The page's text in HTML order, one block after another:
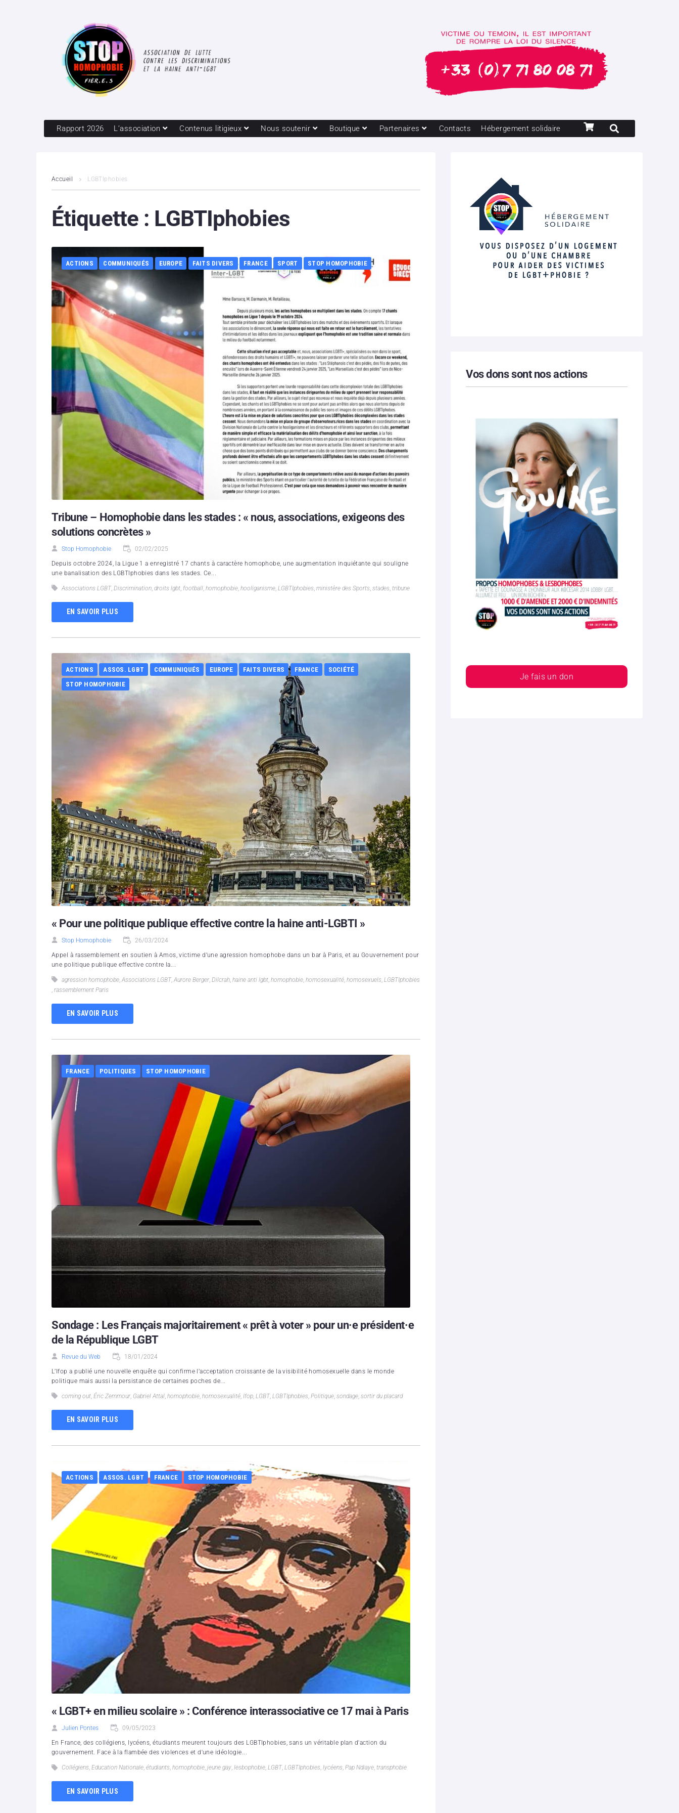
Rapport 2026 L’association Contenus litigieux Nous soutenir Boutique Partenaires Contacts Hébergement solidaire
Accueil LGBTIphobies
Étiquette : LGBTIphobies
ACTIONS COMMUNIQUÉS EUROPE FAITS DIVERS FRANCE SPORT STOP HOMOPHOBIE
Tribune – Homophobie dans les stades : « nous, associations, exigeons des
solutions concrètes »
Stop Homophobie 02/02/2025
Depuis octobre 2024, la Ligue 1 a enregistré 17 chants à caractère homophobe, une augmentation inquiétante qui souligne
une banalisation des LGBTIphobies dans les stades. Ce...
Associations LGBT, Discrimination, droits lgbt, football, homophobie, hooliganisme, LGBTIphobies, ministère des Sports, stades, tribune
EN SAVOIR PLUS
ACTIONS ASSOS. LGBT COMMUNIQUÉS EUROPE FAITS DIVERS FRANCE
SOCIÉTÉ
STOP HOMOPHOBIE
« Pour une politique publique effective contre la haine anti-LGBTI »
Stop Homophobie 26/03/2024
Appel à rassemblement en soutien à Amos, victime d’une agression homophobe dans un bar à Paris, et au Gouvernement pour
une politique publique effective contre la...
agression homophobe, Associations LGBT, Aurore Berger, Dilcrah, haine anti lgbt, homophobie, homosexualité, homosexuels, LGBTIphobies
, rassemblement Paris
EN SAVOIR PLUS
FRANCE POLITIQUES STOP HOMOPHOBIE
Sondage : Les Français majoritairement « prêt à voter » pour un·e président·e
de la République LGBT
Revue du Web 18/01/2024
L’Ifop a publié une nouvelle enquête qui confirme l’acceptation croissante de la visibilité homosexuelle dans le monde
politique mais aussi la persistance de certaines poches de...
coming out, Éric Zemmour, Gabriel Attal, homophobie, homosexualité, Ifop, LGBT, LGBTIphobies, Politique, sondage, sortir du placard
EN SAVOIR PLUS
ACTIONS ASSOS. LGBT FRANCE STOP HOMOPHOBIE
« LGBT+ en milieu scolaire » : Conférence interassociative ce 17 mai à Paris
Julien Pontes 09/05/2023
En France, des collégiens, lycéens, étudiants meurent toujours des LGBTIphobies, sans un véritable plan d'action du
gouvernement. Face à la flambée des violences et d'une idéologie...
Collégiens, Education Nationale, étudiants, homophobie, jeune gay, lesbophobie, LGBT, LGBTIphobies, lycéens, Pap Ndiaye, transphobie
EN SAVOIR PLUS
Vos dons sont nos actions
Je fais un don